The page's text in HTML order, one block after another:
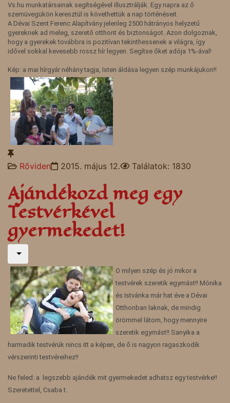
Vs.hu munkatársainak segítségével illusztrálják. Egy napra az ő
szemüvegükön keresztül is követhettük a nap történéseit.
A Dévai Szent Ferenc Alapítvány jelenleg 2500 hátrányos helyzetű
gyereknek ad meleg, szerető otthont és biztonságot. Azon dolgoznak,
hogy a gyerekek továbbra is pozitívan tekinthessenek a világra, így
idővel sokkal kevesebb rossz hír legyen. Segítse őket adója 1%-ával!
Kép: a mai hírgyár néhány tagja, Isten áldása legyen szép munkájukon!!
Rőviden 2015. május 12. Találatok: 1830
Ajándékozd meg egy
Testvérkével
gyermekedet!
O milyen szép és jó mikor a
testvérek szeretik egymást!! Mónika
és Istvánka már hat éve a Dévai
Otthonban laknak, de mindig
örömmel látom, hogy mennyire
szeretik egymást!! Sanyika a
harmadik testvérük nincs itt a képen, de ő is nagyon ragaszkodik
vérszerinti testvéreihez!!
Ne feled: a legszebb ajándék mit gyermekedet adhatsz egy testvérke!!
Szeretettel, Csaba t.